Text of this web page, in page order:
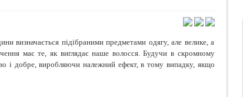
жіночої краси
визначається підібраними предметами одягу, але велике, а
має те, як виглядає наше волосся. Будучи в скромному
і добре, виробляючи належний ефект, в тому випадку, якщо